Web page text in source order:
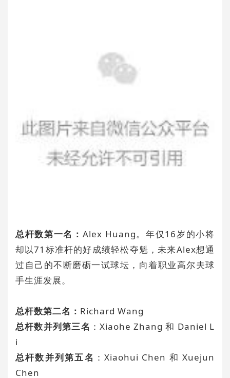
总杆数第一名： Alex Huang。年仅16岁的小将
却以71标准杆的好成绩轻松夺魁，未来Alex想通
过自己的不断磨砺一试球坛，向着职业高尔夫球
手生涯发展。
总杆数第二名： Richard Wang
总杆数并列第三名 ：Xiaohe Zhang 和 Daniel L
i
总杆数并列第五名 ：Xiaohui Chen 和 Xuejun
Chen